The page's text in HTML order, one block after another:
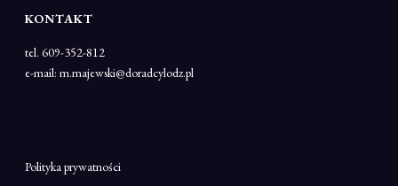
KONTAKT
tel. 609-352-812
e-mail: m.majewski@doradcylodz.pl
Polityka prywatności